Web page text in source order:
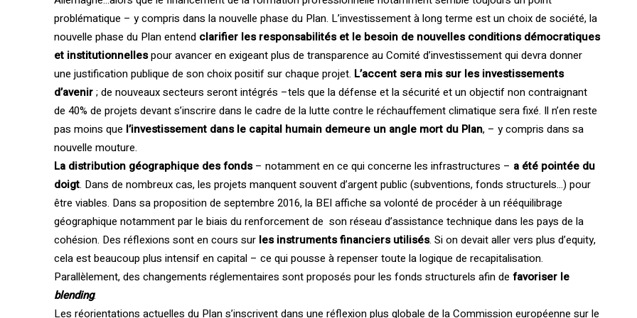
problématique – y compris dans la nouvelle phase du Plan. L’investissement à long terme est un choix de société, la
nouvelle phase du Plan entend clarifier les responsabilités et le besoin de nouvelles conditions démocratiques
et institutionnellespour avancer en exigeant plus de transparence au Comité d’investissement qui devra donner
une justification publique de son choix positif sur chaque projet. L’accent sera mis sur les investissements
d’avenir; de nouveaux secteurs seront intégrés –tels que la défense et la sécurité et un objectif non contraignant
de 40% de projets devant s’inscrire dans le cadre de la lutte contre le réchauffement climatique sera fixé. Il n’en reste
pas moins que l’investissement dans le capital humain demeure un angle mort du Plan, – y compris dans sa
nouvelle mouture.
La distribution géographique des fonds– notamment en ce qui concerne les infrastructures – a été pointée du
doigt. Dans de nombreux cas, les projets manquent souvent d’argent public (subventions, fonds structurels…) pour
être viables. Dans sa proposition de septembre 2016, la BEI affiche sa volonté de procéder à un rééquilibrage
géographique notamment par le biais du renforcement de son réseau d’assistance technique dans les pays de la
cohésion. Des réflexions sont en cours sur les instruments financiers utilisés. Si on devait aller vers plus d’equity,
cela est beaucoup plus intensif en capital – ce qui pousse à repenser toute la logique de recapitalisation.
Parallèlement, des changements réglementaires sont proposés pour les fonds structurels afin de favoriser le
blending.
Les réorientations actuelles du Plan s’inscrivent dans une réflexion plus globale de la Commission européenne sur le